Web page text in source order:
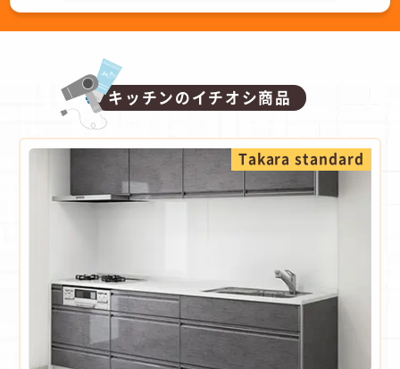
キッチンのイチオシ商品
Takara standard